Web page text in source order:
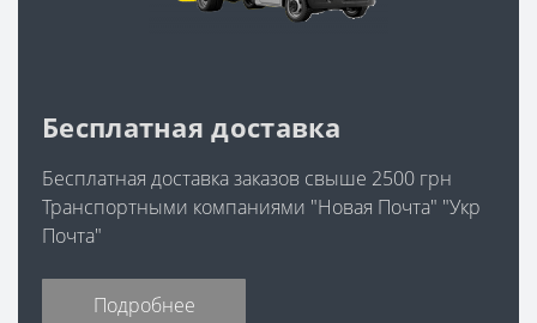
Бесплатная доставка
Бесплатная доставка заказов свыше 2500 грн
Транспортными компаниями "Новая Почта" "Укр
Почта"
Подробнее